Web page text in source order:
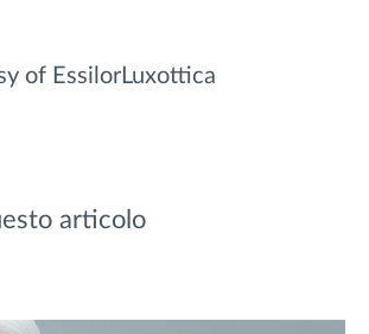
of EssilorLuxottica
articolo